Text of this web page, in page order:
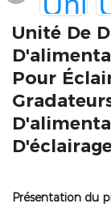
Unité De
Pour
Présentation du